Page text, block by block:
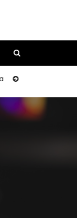
Comiclist Preview: A